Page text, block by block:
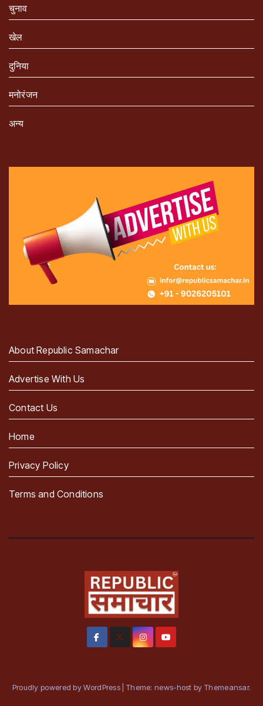
चुनाव
खेल
दुनिया
मनोरंजन
अन्य
About Republic Samachar
Advertise With Us
Contact Us
Home
Privacy Policy
Terms and Conditions
Proudly powered by WordPress Theme: news-host by Themeansar.